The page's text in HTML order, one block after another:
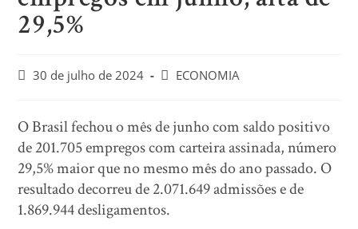
29,5%
30 de julho de 2024 ECONOMIA
O Brasil fechou o mês de junho com saldo positivo
de 201.705 empregos com carteira assinada, número
29,5% maior que no mesmo mês do ano passado. O
resultado decorreu de 2.071.649 admissões e de
1.869.944 desligamentos.